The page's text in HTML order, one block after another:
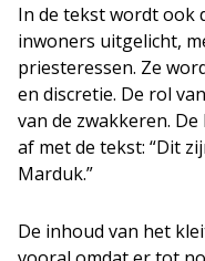
In de tekst wordt ook
inwoners uitgelicht,
priesteressen. Ze
en discretie. De rol
van de zwakkeren.
af met de tekst: “Dit
Marduk.”
De inhoud van het